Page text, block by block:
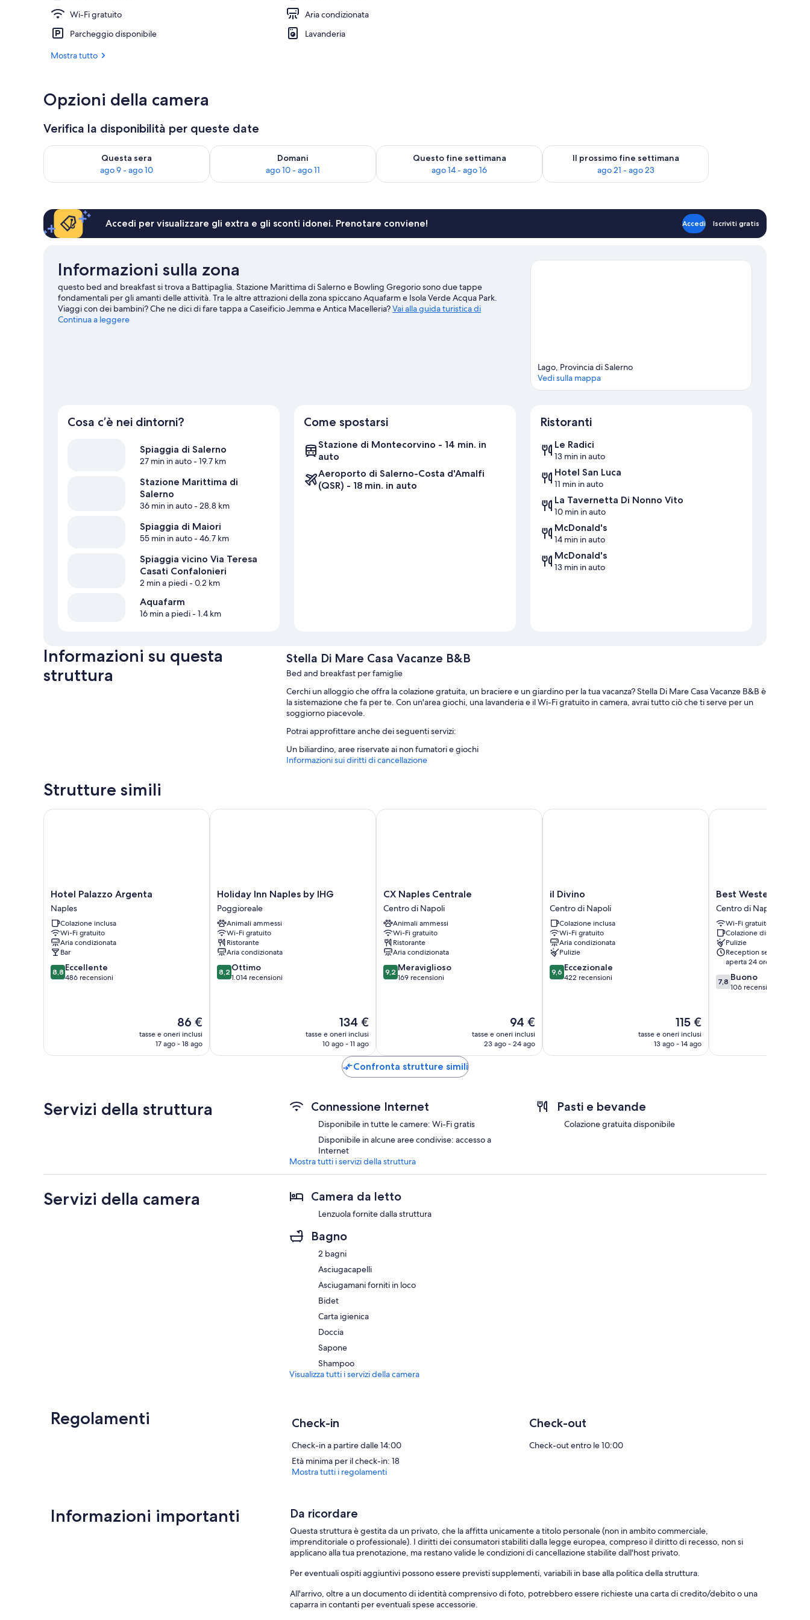
Wi-Fi gratuito
Aria condizionata
Parcheggio disponibile
Lavanderia
Mostra tutto
Opzioni della camera
Verifica la disponibilità per queste date
Questa sera
ago 9 - ago 10
Verifica la disponibilità per questa sera, ago 9 - ago 10
Domani
ago 10 - ago 11
Verifica la disponibilità per domani, ago 10 - ago 11
Questo fine settimana
ago 14 - ago 16
Verifica la disponibilità per questo fine settimana, ago 14 - ago 16
Il prossimo fine settimana
ago 21 - ago 23
Verifica la disponibilità per il prossimo fine settimana, ago 21
Accedi per visualizzare gli extra e gli sconti idonei. Prenotare conviene! Accedi Iscriviti gratis
Informazioni sulla zona
questo bed and breakfast si trova a Battipaglia. Stazione Marittima di Salerno e Bowling Gregorio sono due tappe
fondamentali per gli amanti delle attività. Tra le altre attrazioni della zona spiccano Aquafarm e Isola Verde Acqua Park.
Viaggi con dei bambini? Che ne dici di fare tappa a Caseificio Jemma e Antica Macelleria?Vai alla guida turistica di
Battipaglia
Continua a leggere
Lago, Provincia di Salerno
Vedi sulla mappa
Cosa c’è nei dintorni?
Spiaggia di Salerno
27 min in auto- 19.7 km
Stazione Marittima di
Salerno
36 min in auto- 28.8 km
Spiaggia di Maiori
55 min in auto- 46.7 km
Spiaggia vicino Via Teresa
Casati Confalonieri
2 min a piedi- 0.2 km
Aquafarm
16 min a piedi- 1.4 km
Come spostarsi
Stazione di Montecorvino - 14 min. in
auto
Aeroporto di Salerno-Costa d'Amalfi
(QSR) - 18 min. in auto
Ristoranti
Le Radici
13 min in auto
Hotel San Luca
11 min in auto
La Tavernetta Di Nonno Vito
10 min in auto
McDonald's
14 min in auto
McDonald's
13 min in auto
Informazioni su questa
struttura
Stella Di Mare Casa Vacanze B&B
Bed and breakfast per famiglie
Cerchi un alloggio che offra la colazione gratuita, un braciere e un giardino per la tua vacanza? Stella Di Mare Casa Vacanze B&B è
la sistemazione che fa per te. Con un'area giochi, una lavanderia e il Wi-Fi gratuito in camera, avrai tutto ciò che ti serve per un
soggiorno piacevole.
Potrai approfittare anche dei seguenti servizi:
Un biliardino, aree riservate ai non fumatori e giochi
I servizi aggiuntivi di tutte le camere includono:
Informazioni sui diritti di cancellazione
Strutture simili
Hotel
Palazzo
Argenta
Naples
Hotel Palazzo Argenta
Naples
Colazione inclusa
Wi-Fi gratuito
Aria condizionata
Bar
8.8
su
8,8 Eccellente
486 recensioni
Il
prezzo
attuale
86 €
tasse e oneri inclusi
17 ago - 18 ago
Hotel Palazzo Argenta
Holiday
Inn
Naples
by
IHG
Poggioreale
Holiday Inn Naples by IHG
Poggioreale
Animali ammessi
Wi-Fi gratuito
Ristorante
Aria condizionata
8.2
su
8,2 Ottimo
1.014 recensioni
Il
prezzo
attuale
134 €
134 €
tasse e oneri inclusi
10 ago - 11 ago
Holiday Inn Naples by IHG
CX
Naples
Centrale
Centro
di
Napoli
CX Naples Centrale
Centro di Napoli
Animali ammessi
Wi-Fi gratuito
Ristorante
Aria condizionata
9.2
su
9,2 Meraviglioso
169 recensioni
Il
prezzo
attuale
94 €
tasse e oneri inclusi
23 ago - 24 ago
CX Naples Centrale
il
Divino
Centro
di
Napoli
il Divino
Centro di Napoli
Colazione inclusa
Wi-Fi gratuito
Aria condizionata
Pulizie
9.6
su
9,6 Eccezionale
422 recensioni
Il
prezzo
attuale
115 €
tasse e oneri inclusi
13 ago - 14 ago
il Divino
Best
Western
Hotel
dei
Mille
Centro
di
Napoli
Best Western Hotel
Centro di Napoli
Wi-Fi gratuito
Colazione disponibile
Pulizie
Reception sempre
aperta 24 ore su 24
7.8
su
7,8 Buono
106 recensioni
Best Western Hotel
Confronta strutture simili
Servizi della struttura Connessione Internet
Disponibile in tutte le camere: Wi-Fi gratis
Disponibile in alcune aree condivise: accesso a
Internet
Pasti e bevande
Colazione gratuita disponibile
Mostra tutti i servizi della struttura
Servizi della camera Camera da letto
Lenzuola fornite dalla struttura
Bagno
2 bagni
Asciugacapelli
Asciugamani forniti in loco
Bidet
Carta igienica
Doccia
Sapone
Shampoo
Visualizza tutti i servizi della camera
Regolamenti Check-in
Check-in a partire dalle 14:00
Età minima per il check-in: 18
Check-out
Check-out entro le 10:00
Mostra tutti i regolamenti
Informazioni importanti Da ricordare
Questa struttura è gestita da un privato, che la affitta unicamente a titolo personale (non in ambito commerciale,
imprenditoriale o professionale). I diritti dei consumatori stabiliti dalla legge europea, compreso il diritto di recesso, non si
applicano alla tua prenotazione, ma restano valide le condizioni di cancellazione stabilite dall'host privato.
Per eventuali ospiti aggiuntivi possono essere previsti supplementi, variabili in base alla politica della struttura.
All'arrivo, oltre a un documento di identità comprensivo di foto, potrebbero essere richieste una carta di credito/debito o una
caparra in contanti per eventuali spese accessorie.